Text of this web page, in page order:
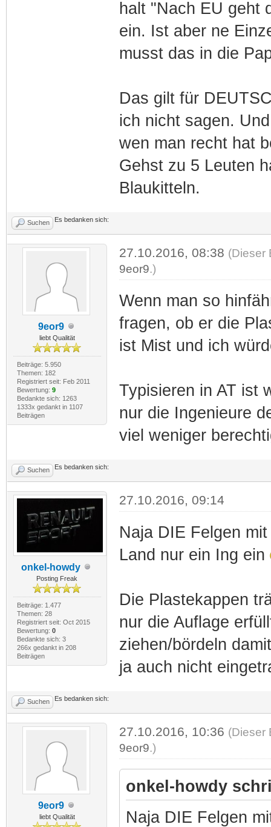
halt "Nach EU geht
ein. Ist aber ne
musst das in die
Das gilt für
ich nicht sagen.
wen man recht hat
Gehst zu 5 Leuten
Blaukitteln.
Suchen Es bedanken sich:
9eor9
liebt Qualität
Beiträge: 5.950
Themen: 182
Registriert seit: Feb 2011
Bewertung: 9
Bedankte sich: 1263
1333x gedankt in 1107
Beiträgen
27.10.2016, 08:38 (Dieser
9eor9.)
Wenn man so
fragen, ob er die
ist Mist und ich
Typisieren in AT ist
nur die Ingenieure
viel weniger
Suchen Es bedanken sich:
onkel-howdy
Posting Freak
Beiträge: 1.477
Themen: 28
Registriert seit: Oct 2015
Bewertung: 0
Bedankte sich: 3
266x gedankt in 208
Beiträgen
27.10.2016, 09:14
Naja DIE Felgen
Land nur ein Ing ein
Die Plastekappen
nur die Auflage
ziehen/bördeln
ja auch nicht
Suchen Es bedanken sich:
9eor9
liebt Qualität
27.10.2016, 10:36 (Dieser
9eor9.)
onkel-howdy
Naja DIE Felgen